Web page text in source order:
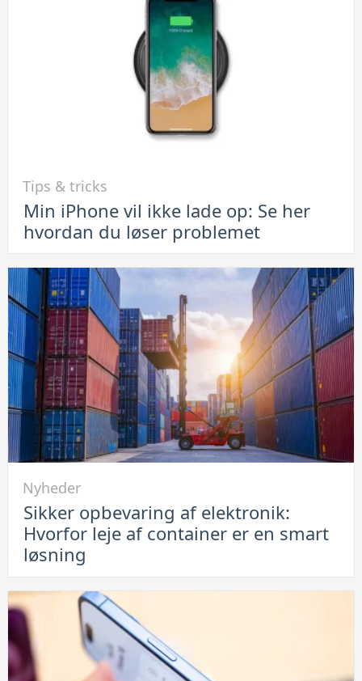
Min
iPhone
ikke
lade
op:
Se
her
hvordan
du
løser
problemet
Tips & tricks
Min iPhone vil ikke lade op: Se her
hvordan du løser problemet
Sikker
opbevaring
Hvorfor
leje
af
container
Nyheder
Sikker opbevaring af elektronik:
Hvorfor leje af container er en smart
løsning